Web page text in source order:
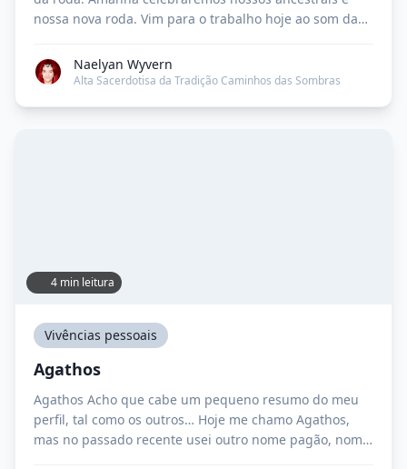
nossa nova roda. Vim para o trabalho hoje ao som das
monte de gente, 100, 200 pessoas. Sinto falta de poder
participar do ritual sem ter nenhuma função […]
Naelyan Wyvern
Alta Sacerdotisa da Tradição Caminhos das Sombras
4 min leitura
Vivências pessoais
Agathos
Agathos Acho que cabe um pequeno resumo do meu
perfil, tal como os outros… Hoje me chamo Agathos,
mas no passado recente usei outro nome pagão, nome